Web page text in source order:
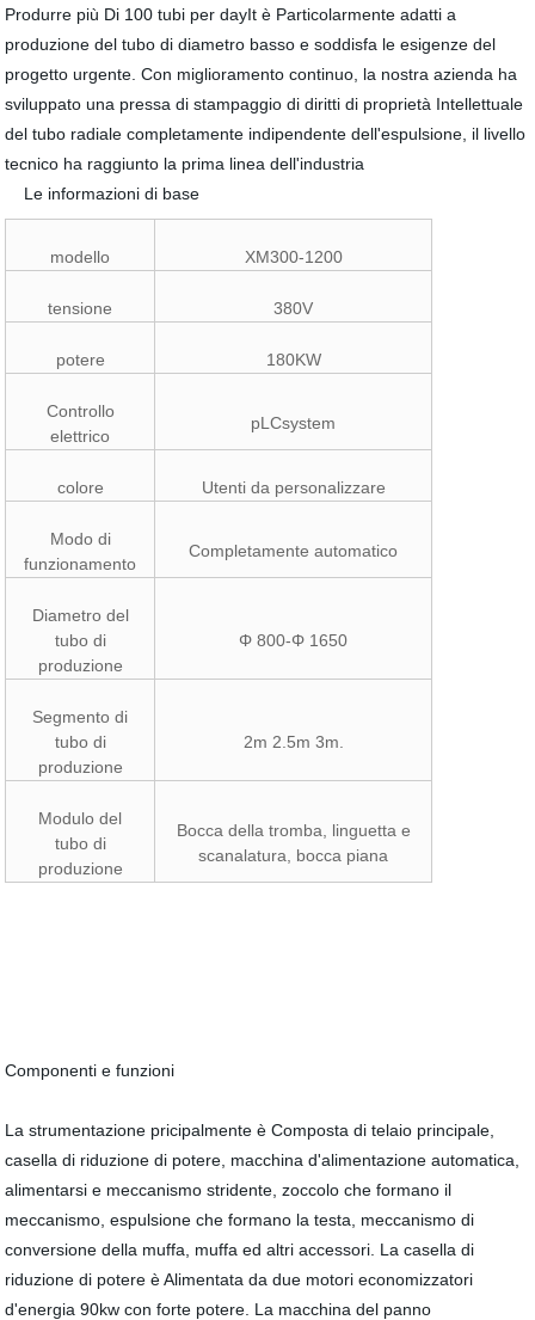
Produrre più Di 100 tubi per dayIt è Particolarmente adatti a
produzione del tubo di diametro basso e soddisfa le esigenze del
progetto urgente. Con miglioramento continuo, la nostra azienda ha
sviluppato una pressa di stampaggio di diritti di proprietà Intellettuale
del tubo radiale completamente indipendente dell'espulsione, il livello
tecnico ha raggiunto la prima linea dell'industria
Le informazioni di base
modello XM300-1200
tensione 380V
potere 180KW
Controllo
elettrico
pLCsystem
colore Utenti da personalizzare
Modo di
funzionamento
Completamente automatico
Diametro del
tubo di
produzione
Φ 800-Φ 1650
Segmento di
tubo di
produzione
2m 2.5m 3m.
Modulo del
tubo di
produzione
Bocca della tromba, linguetta e
scanalatura, bocca piana
Componenti e funzioni
La strumentazione pricipalmente è Composta di telaio principale,
casella di riduzione di potere, macchina d'alimentazione automatica,
alimentarsi e meccanismo stridente, zoccolo che formano il
meccanismo, espulsione che formano la testa, meccanismo di
conversione della muffa, muffa ed altri accessori. La casella di
riduzione di potere è Alimentata da due motori economizzatori
d'energia 90kw con forte potere. La macchina del panno